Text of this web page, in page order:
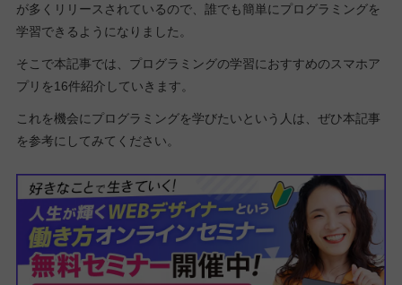
が多くリリースされているので、誰でも簡単にプログラミングを
学習できるようになりました。
そこで本記事では、プログラミングの学習におすすめのスマホア
プリを16件紹介していきます。
これを機会にプログラミングを学びたいという人は、ぜひ本記事
を参考にしてみてください。